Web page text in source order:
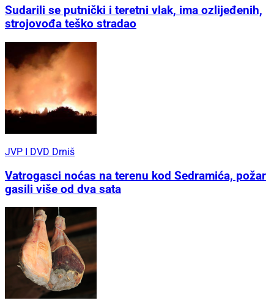
Sudarili se putnički i teretni vlak, ima ozlijeđenih,
strojovođa teško stradao
JVP I DVD Drniš
Vatrogasci noćas na terenu kod Sedramića, požar
gasili više od dva sata